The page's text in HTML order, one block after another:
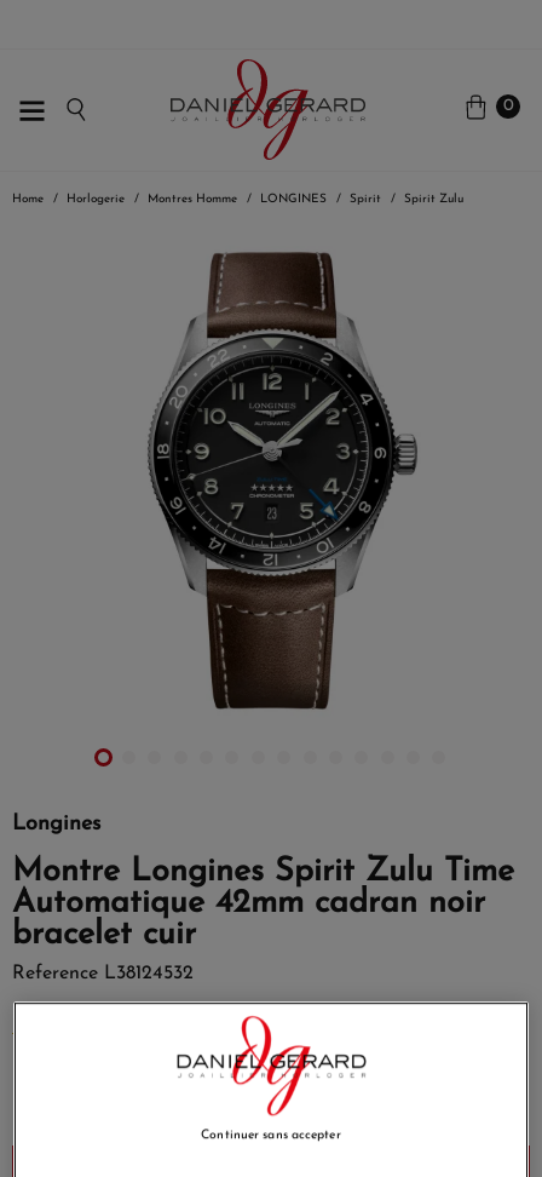
0
Home Horlogerie Montres Homme LONGINES Spirit Spirit Zulu
Longines
Montre Longines Spirit Zulu Time
Automatique 42mm cadran noir
bracelet cuir
Reference L38124532
Payez seulement 335 € aujourd'hui
Continuer sans accepter